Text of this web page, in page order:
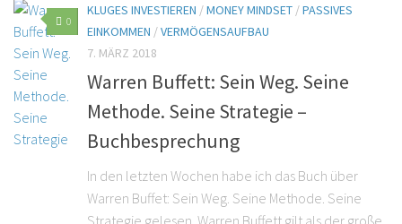
0
KLUGES INVESTIEREN /MONEY MINDSET /PASSIVES
EINKOMMEN /VERMÖGENSAUFBAU
7. MÄRZ 2018
Warren Buffett: Sein Weg. Seine
Methode. Seine Strategie –
Buchbesprechung
In den letzten Wochen habe ich das Buch über
Warren Buffet: Sein Weg. Seine Methode. Seine
Strategie gelesen. Warren Buffett gilt als der große